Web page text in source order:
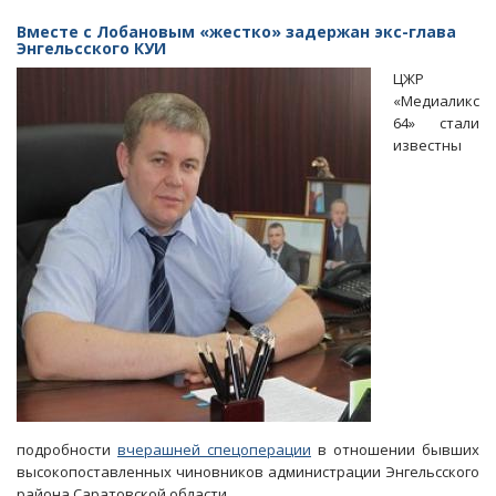
Радаева
Лобанов
подозревается
коррупционным
статьям
Вместе с Лобановым «жестко» задержан экс-глава
Энгельсского КУИ
ЦЖР
«Медиаликс
64» стали
известны
подробности вчерашней спецоперации в отношении бывших
высокопоставленных чиновников администрации Энгельсского